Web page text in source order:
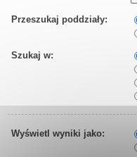
Przeszukaj poddziały:
Szukaj w:
Wyświetl wyniki jako: